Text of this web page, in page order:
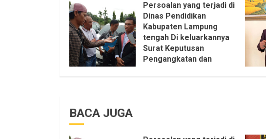
Persoalan yang terjadi di
Dinas Pendidikan
Kabupaten Lampung
tengah Di keluarkannya
Surat Keputusan
Pengangkatan dan
pastikan penuh Unsur
BACA JUGA